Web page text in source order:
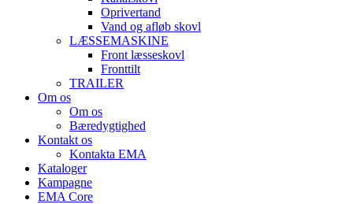
Oprivertand
Vand og afløb skovl
LÆSSEMASKINE
Front læsseskovl
Fronttilt
TRAILER
Om os
Om os
Bæredygtighed
Kontakt os
Kontakta EMA
Kataloger
Kampagne
EMA Core